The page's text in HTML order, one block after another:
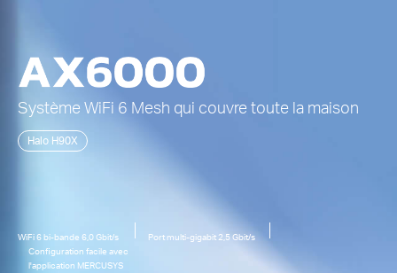
Système WiFi 6 Mesh qui couvre toute la maison
Halo H90X
WiFi 6 bi-bande 6,0 Gbit/s Port multi-gigabit 2,5 Gbit/s
Configuration facile avec
l'application MERCUSYS